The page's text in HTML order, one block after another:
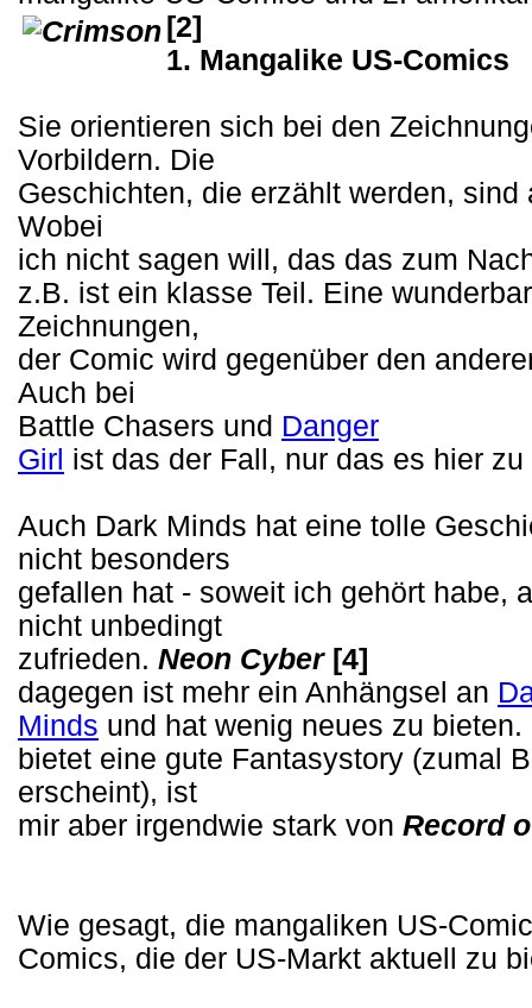
[2]
1. Mangalike US-Comics
Sie orientieren sich bei den
Vorbildern. Die
Geschichten, die erzählt werden,
Wobei
ich nicht sagen will, das das zum
z.B. ist ein klasse Teil. Eine
Zeichnungen,
der Comic wird gegenüber den
Auch bei
Battle Chasers und Danger
Girl ist das der Fall, nur das es hier
Auch Dark Minds hat eine tolle
nicht besonders
gefallen hat - soweit ich gehört habe,
nicht unbedingt
zufrieden. Neon Cyber[4]
dagegen ist mehr ein Anhängsel an
Minds und hat wenig neues zu bieten.
bietet eine gute Fantasystory (zumal
erscheint), ist
mir aber irgendwie stark von Record
Wie gesagt, die mangaliken US-
Comics, die der US-Markt aktuell zu